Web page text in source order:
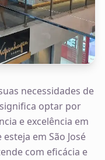
necessidades de
optar por
e excelência em
em São José
com eficácia e